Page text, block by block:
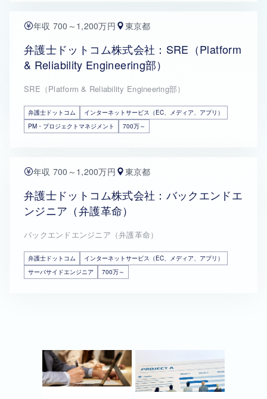
年収 700～1,200万円 東京都
弁護士ドットコム株式会社：SRE（Platform
& Reliability Engineering部）
SRE（Platform & Reliability Engineering部）
弁護士ドットコム
インターネットサービス（EC、メディア、アプリ）
PM・プロジェクトマネジメント
700万～
年収 700～1,200万円 東京都
弁護士ドットコム株式会社：バックエンドエ
ンジニア（弁護革命）
バックエンドエンジニア（弁護革命）
弁護士ドットコム
インターネットサービス（EC、メディア、アプリ）
サーバサイドエンジニア
700万～